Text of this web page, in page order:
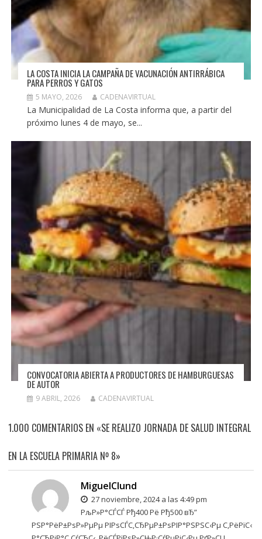
LA COSTA INICIA LA CAMPAÑA DE VACUNACIÓN ANTIRRÁBICA
PARA PERROS Y GATOS
5 MAYO, 2026 CADENAVIRTUAL
La Municipalidad de La Costa informa que, a partir del
próximo lunes 4 de mayo, se...
CONVOCATORIA ABIERTA A PRODUCTORES DE HAMBURGUESAS
DE AUTOR
9 ABRIL, 2026 CADENAVIRTUAL
1.000 COMENTARIOS EN «SE REALIZO JORNADA DE SALUD INTEGRAL
EN LA ESCUELA PRIMARIA Nº 8»
MiguelClund
27 noviembre, 2024 a las 4:49 pm
РљР»Р°СЃСЃ Рђ400 Рё Рђ500 вЂ”
РЅР°РёР±РѕР»РµРµ РІРѕСЃС‚СЂРµР±РѕРІР°РЅРЅС‹Рµ С‚РёРїС‹